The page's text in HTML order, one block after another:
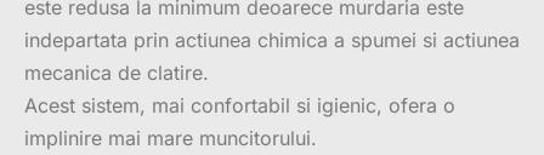
este redusa la minimum deoarece murdaria este
indepartata prin actiunea chimica a spumei si actiunea
mecanica de clatire.
Acest sistem, mai confortabil si igienic, ofera o
implinire mai mare muncitorului.